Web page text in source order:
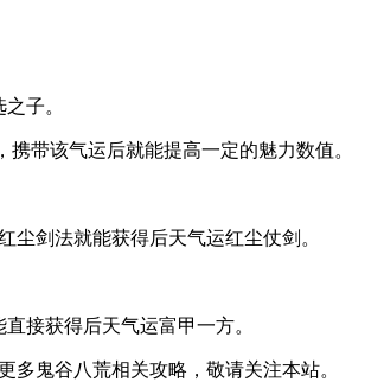
子。
带该气运后就能提高一定的魅力数值。
尘剑法就能获得后天气运红尘仗剑。
接获得后天气运富甲一方。
多鬼谷八荒相关攻略，敬请关注本站。